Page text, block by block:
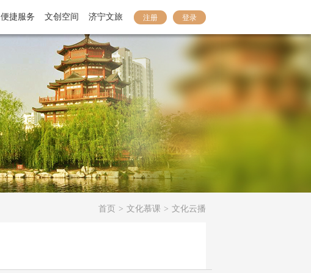
登录
注册
便捷服务 文创空间 济宁文旅
首页 > 文化慕课 > 文化云播